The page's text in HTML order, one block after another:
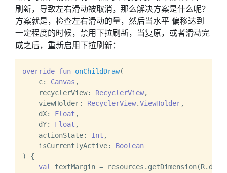
刷新，导致左右滑动被取消，那么解决方案是什么呢？
方案就是，检查左右滑动的量，然后当水平 偏移达到
一定程度的时候，禁用下拉刷新，当复原，或者滑动完
成之后，重新启用下拉刷新：
override fun onChildDraw(
    c:
Canvas ,
    recyclerView:
RecyclerView,
    viewHolder:
RecyclerView.ViewHolder,
    dX:
Float ,
    dY:
Float ,
    actionState:
Int ,
    isCurrentlyActive:
Boolean
)
{
val
textMargin =